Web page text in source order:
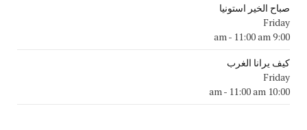
صباح الخير استونيا
Friday
9:00 am
- 11:00 am
كيف يرانا الغرب
Friday
10:00 am
- 11:00 am